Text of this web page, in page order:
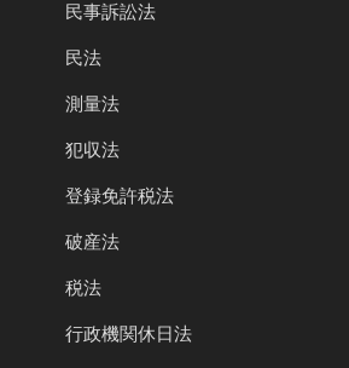
民事訴訟法
民法
測量法
犯収法
登録免許税法
破産法
税法
行政機関休日法